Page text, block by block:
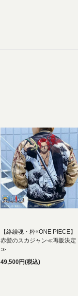
【絡繰魂・粋×ONE PIECE】
赤髪のスカジャン≪再販決定
≫
49,500円(税込)